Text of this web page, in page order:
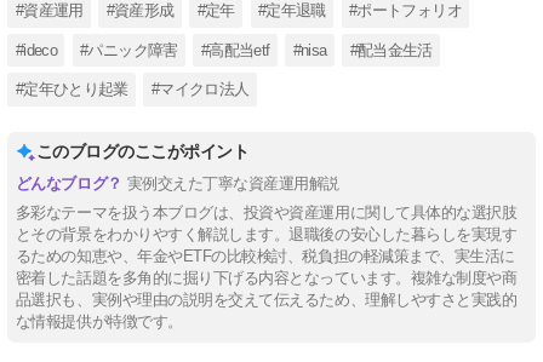
#資産運用 #資産形成 #定年 #定年退職 #ポートフォリオ
#ideco #パニック障害 #高配当etf #nisa #配当金生活
#定年ひとり起業 #マイクロ法人
このブログのここがポイント
実例交えた丁寧な資産運用解説
多彩なテーマを扱う本ブログは、投資や資産運用に関して具体的な選択肢
とその背景をわかりやすく解説します。退職後の安心した暮らしを実現す
るための知恵や、年金やETFの比較検討、税負担の軽減策まで、実生活に
密着した話題を多角的に掘り下げる内容となっています。複雑な制度や商
品選択も、実例や理由の説明を交えて伝えるため、理解しやすさと実践的
な情報提供が特徴です。